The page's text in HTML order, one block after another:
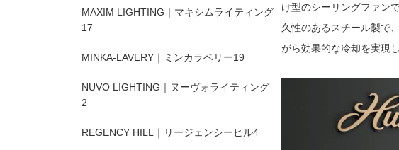
け型のシーリングファン
久性のあるスチール製で
がら効果的な冷却を実現
MAXIM LIGHTING｜マキシムライティング
17
MINKA-LAVERY｜ミンカラベリー19
NUVO LIGHTING｜ヌーヴォライティング
2
REGENCY HILL｜リージェンシーヒル4